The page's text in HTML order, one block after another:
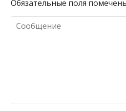
Обязательные поля